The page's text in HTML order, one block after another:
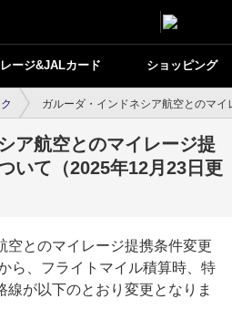
ージ&JALカード ショッピング
ガルーダ・インドネシア航空とのマ
ア航空とのマイレージ提
いて（2025年12月23日更
空とのマイレージ提携条件変更
ら、フライトマイル積算時、特
線が以下のとおり変更となりま